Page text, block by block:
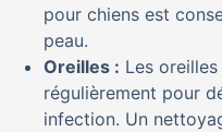
pour chiens est
peau.
Oreilles : Les
régulièrement pour
infection. Un